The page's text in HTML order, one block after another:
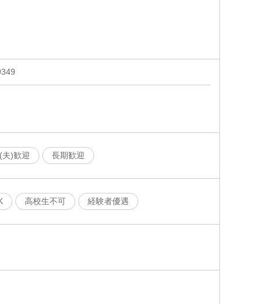
夫)歓迎 長期歓迎
高校生不可 経験者優遇